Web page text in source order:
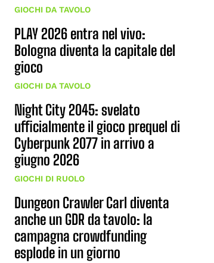
GIOCHI DA TAVOLO
PLAY 2026 entra nel vivo:
Bologna diventa la capitale del
gioco
GIOCHI DA TAVOLO
Night City 2045: svelato
ufficialmente il gioco prequel di
Cyberpunk 2077 in arrivo a
giugno 2026
GIOCHI DI RUOLO
Dungeon Crawler Carl diventa
anche un GDR da tavolo: la
campagna crowdfunding
esplode in un giorno